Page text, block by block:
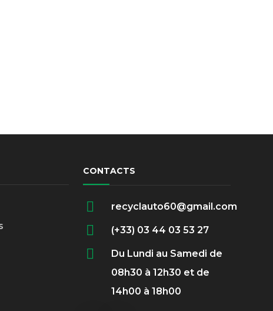
CONTACTS
recyclauto60@gmail.com
(+33) 03 44 03 53 27
Du Lundi au Samedi de
08h30 à 12h30 et de
14h00 à 18h00